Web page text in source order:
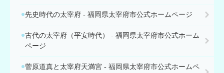
先史時代の太宰府 - 福岡県太宰府市公式ホームページ
古代の太宰府（平安時代） - 福岡県太宰府市公式ホーム
ページ
菅原道真と太宰府天満宮 - 福岡県太宰府市公式ホームペ